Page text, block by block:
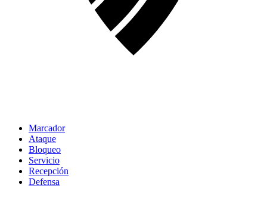
Marcador
Ataque
Bloqueo
Servicio
Recepción
Defensa